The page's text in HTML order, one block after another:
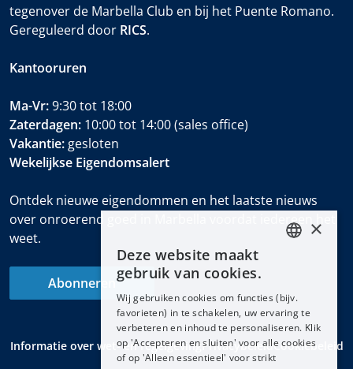
tegenover de Marbella Club en bij het Puente Romano.
Gereguleerd door RICS.
Kantooruren
Ma-Vr:9:30 tot 18:00
Zaterdagen: 10:00 tot 14:00 (sales office)
Vakantie: gesloten
Wekelijkse Eigendomsalert
Ontdek nieuwe eigendommen en het laatste nieuws
over onroerend goed in Marbella voordat iedereen het
weet.
Abonneren
Informatie over wet- en regelgevingPrivacybeleidCookiebeleid
DEUTSCH
FRANÇAIS
×
Deze website maakt
gebruik van cookies.
Wij gebruiken cookies om functies (bijv.
favorieten) in te schakelen, uw ervaring te
verbeteren en inhoud te personaliseren. Klik
op 'Accepteren en sluiten' voor alle cookies
of op 'Alleen essentieel' voor strikt